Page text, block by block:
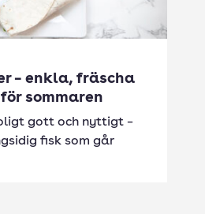
– enkla, fräscha
sommaren
gott och nyttigt –
fisk som går